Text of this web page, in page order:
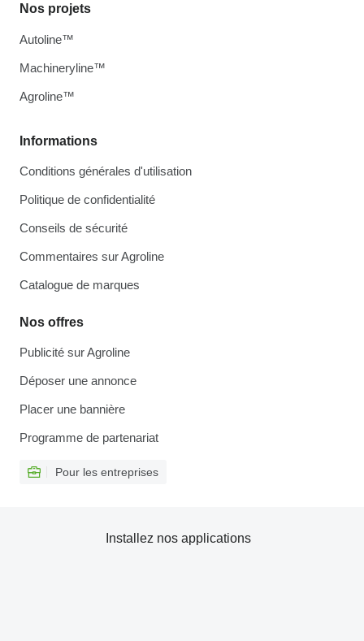
Informations
Conditions générales d'utilisation
Politique de confidentialité
Conseils de sécurité
Commentaires sur Agroline
Catalogue de marques
Nos offres
Publicité sur Agroline
Déposer une annonce
Placer une bannière
Programme de partenariat
Pour les entreprises
Nos projets
Autoline™
Machineryline™
Agroline™
Installez nos applications